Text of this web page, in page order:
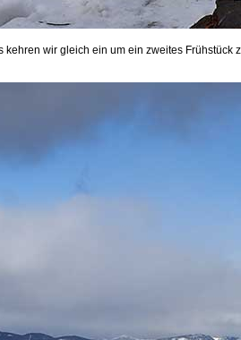
kehren wir gleich ein um ein zweites